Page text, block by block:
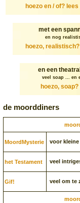
hoezo en / of? lees
met een
en nog
hoezo, realistisch?
en een
veel soap ... en
hoezo, soap?
de moorddiners
Moord­Mysterie voor
het Testament veel
Gif! veel om te